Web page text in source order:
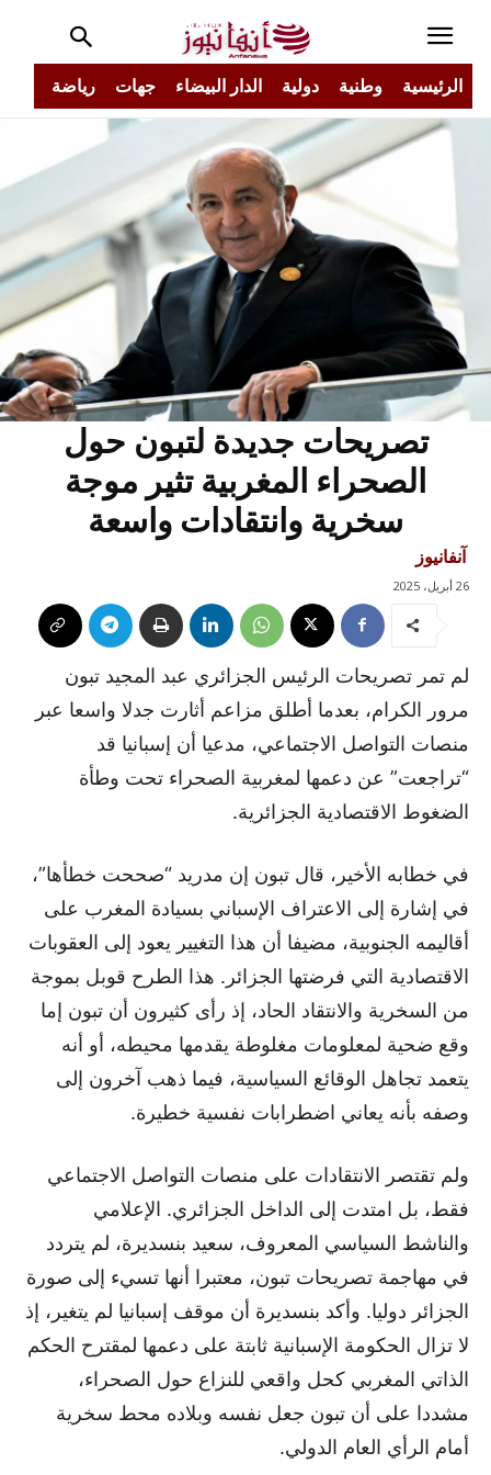
الرئيسية وطنية دولية الدار البيضاء جهات رياضة
تصريحات جديدة لتبون حول
الصحراء المغربية تثير موجة
سخرية وانتقادات واسعة
آنفانيوز
26 أبريل، 2025
لم تمر تصريحات الرئيس الجزائري عبد المجيد تبون
مرور الكرام، بعدما أطلق مزاعم أثارت جدلا واسعا عبر
منصات التواصل الاجتماعي، مدعيا أن إسبانيا قد
“تراجعت” عن دعمها لمغربية الصحراء تحت وطأة
الضغوط الاقتصادية الجزائرية.
في خطابه الأخير، قال تبون إن مدريد “صححت خطأها”،
في إشارة إلى الاعتراف الإسباني بسيادة المغرب على
أقاليمه الجنوبية، مضيفا أن هذا التغيير يعود إلى العقوبات
الاقتصادية التي فرضتها الجزائر. هذا الطرح قوبل بموجة
من السخرية والانتقاد الحاد، إذ رأى كثيرون أن تبون إما
وقع ضحية لمعلومات مغلوطة يقدمها محيطه، أو أنه
يتعمد تجاهل الوقائع السياسية، فيما ذهب آخرون إلى
وصفه بأنه يعاني اضطرابات نفسية خطيرة.
ولم تقتصر الانتقادات على منصات التواصل الاجتماعي
فقط، بل امتدت إلى الداخل الجزائري. الإعلامي
والناشط السياسي المعروف، سعيد بنسديرة، لم يتردد
في مهاجمة تصريحات تبون، معتبرا أنها تسيء إلى صورة
الجزائر دوليا. وأكد بنسديرة أن موقف إسبانيا لم يتغير، إذ
لا تزال الحكومة الإسبانية ثابتة على دعمها لمقترح الحكم
الذاتي المغربي كحل واقعي للنزاع حول الصحراء،
مشددا على أن تبون جعل نفسه وبلاده محط سخرية
أمام الرأي العام الدولي.